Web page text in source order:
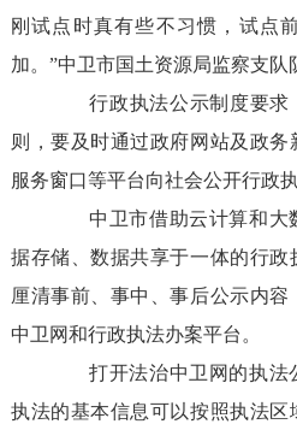
刚试点时真有些不习惯，试点
加。”中卫市国土资源局监察支队
行政执法公示制度要求
则，要及时通过政府网站及政务
服务窗口等平台向社会公开行政
中卫市借助云计算和大
据存储、数据共享于一体的行
厘清事前、事中、事后公示内
中卫网和行政执法办案平台。
打开法治中卫网的执法
执法的基本信息可以按照执法区